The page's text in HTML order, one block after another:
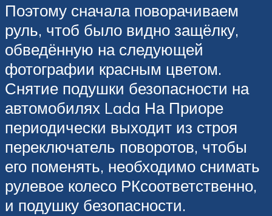
Поэтому сначала поворачиваем
руль, чтоб было видно защёлку,
обведённую на следующей
фотографии красным цветом.
Снятие подушки безопасности на
автомобилях Lada На Приоре
периодически выходит из строя
переключатель поворотов, чтобы
его поменять, необходимо снимать
рулевое колесо РКсоответственно,
и подушку безопасности.